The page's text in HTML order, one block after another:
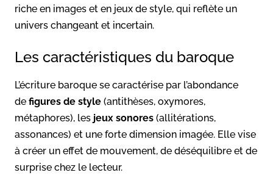
riche en images et en jeux de style, qui reflète un
univers changeant et incertain.
Les caractéristiques du baroque
L’écriture baroque se caractérise par l’abondance
de figures de style (antithèses, oxymores,
métaphores), les jeux sonores (allitérations,
assonances) et une forte dimension imagée. Elle vise
à créer un effet de mouvement, de déséquilibre et de
surprise chez le lecteur.